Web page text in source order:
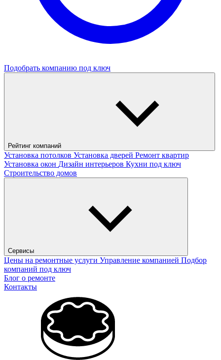
Подобрать компанию под ключ
Рейтинг компаний
Установка потолков Установка дверей Ремонт квартир
Установка окон Дизайн интерьеров Кухни под ключ
Строительство домов
Сервисы
Цены на ремонтные услуги Управление компанией Подбор
компаний под ключ
Блог о ремонте
Контакты